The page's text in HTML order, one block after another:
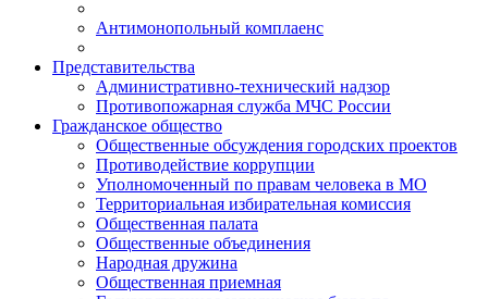
Антимонопольный комплаенс
Представительства
Административно-технический надзор
Противопожарная служба МЧС России
Гражданское общество
Общественные обсуждения городских проектов
Противодействие коррупции
Уполномоченный по правам человека в МО
Территориальная избирательная комиссия
Общественная палата
Общественные объединения
Народная дружина
Общественная приемная